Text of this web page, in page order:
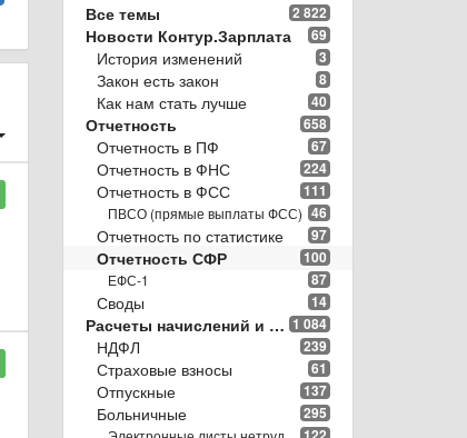
2 822
Все темы
69
Новости Контур.Зарплата
3
История изменений
8
Закон есть закон
40
Как нам стать лучше
658
Отчетность
67
Отчетность в ПФ
224
Отчетность в ФНС
111
Отчетность в ФСС
46
ПВСО (прямые выплаты ФСС)
97
Отчетность по статистике
100
Отчетность СФР
87
ЕФС-1
14
Своды
1 084
Расчеты начислений и удержаний
239
НДФЛ
61
Страховые взносы
137
Отпускные
295
Больничные